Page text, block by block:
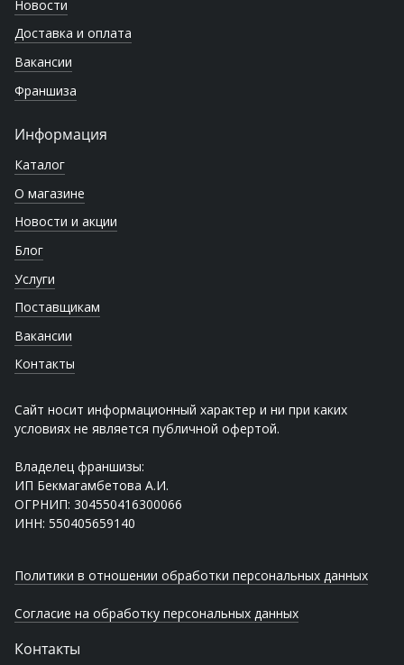
Новости
Доставка и оплата
Вакансии
Франшиза
Информация
Каталог
О магазине
Новости и акции
Блог
Услуги
Поставщикам
Вакансии
Контакты
Сайт носит информационный характер и ни при каких
условиях не является публичной офертой.
Владелец франшизы:
ИП Бекмагамбетова А.И.
ОГРНИП: 304550416300066
ИНН: 550405659140
Политики в отношении обработки персональных данных
Согласие на обработку персональных данных
Контакты